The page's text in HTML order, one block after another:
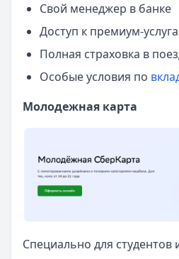
Свой менеджер в банке
Доступ к премиум-
Полная страховка в
Особые условия по
Молодежная карта
Специально для студентов